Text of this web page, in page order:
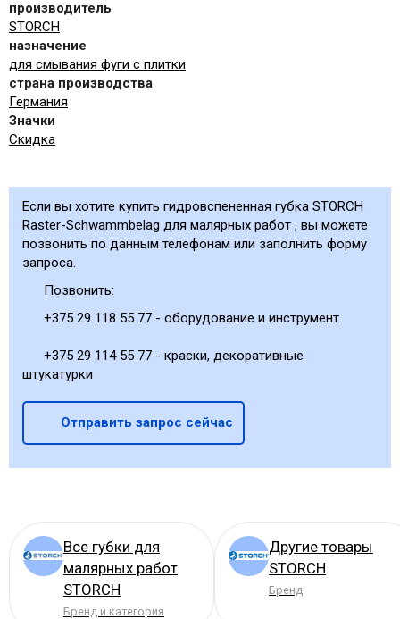
производитель
STORCH
назначение
для смывания фуги с плитки
страна производства
Германия
Значки
Скидка
Если вы хотите купить гидровспененная губка STORCH
Raster-Schwammbelag для малярных работ , вы можете
позвонить по данным телефонам или заполнить форму
запроса.
Позвонить:
+375 29 118 55 77 - оборудование и инструмент
+375 29 114 55 77 - краски, декоративные
штукатурки
Отправить запрос сейчас
Все губки для
малярных работ
STORCH
Бренд и категория
Другие товары
STORCH
Бренд